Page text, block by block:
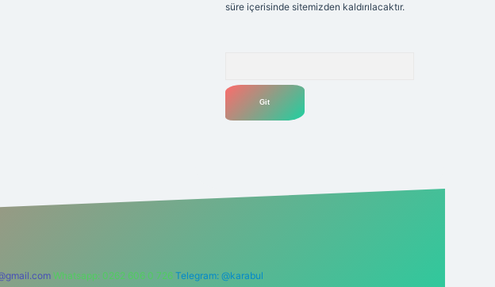
süre içerisinde sitemizden kaldırılacaktır.
Whatsapp: 0262 606 0 726 Telegram: @karabul